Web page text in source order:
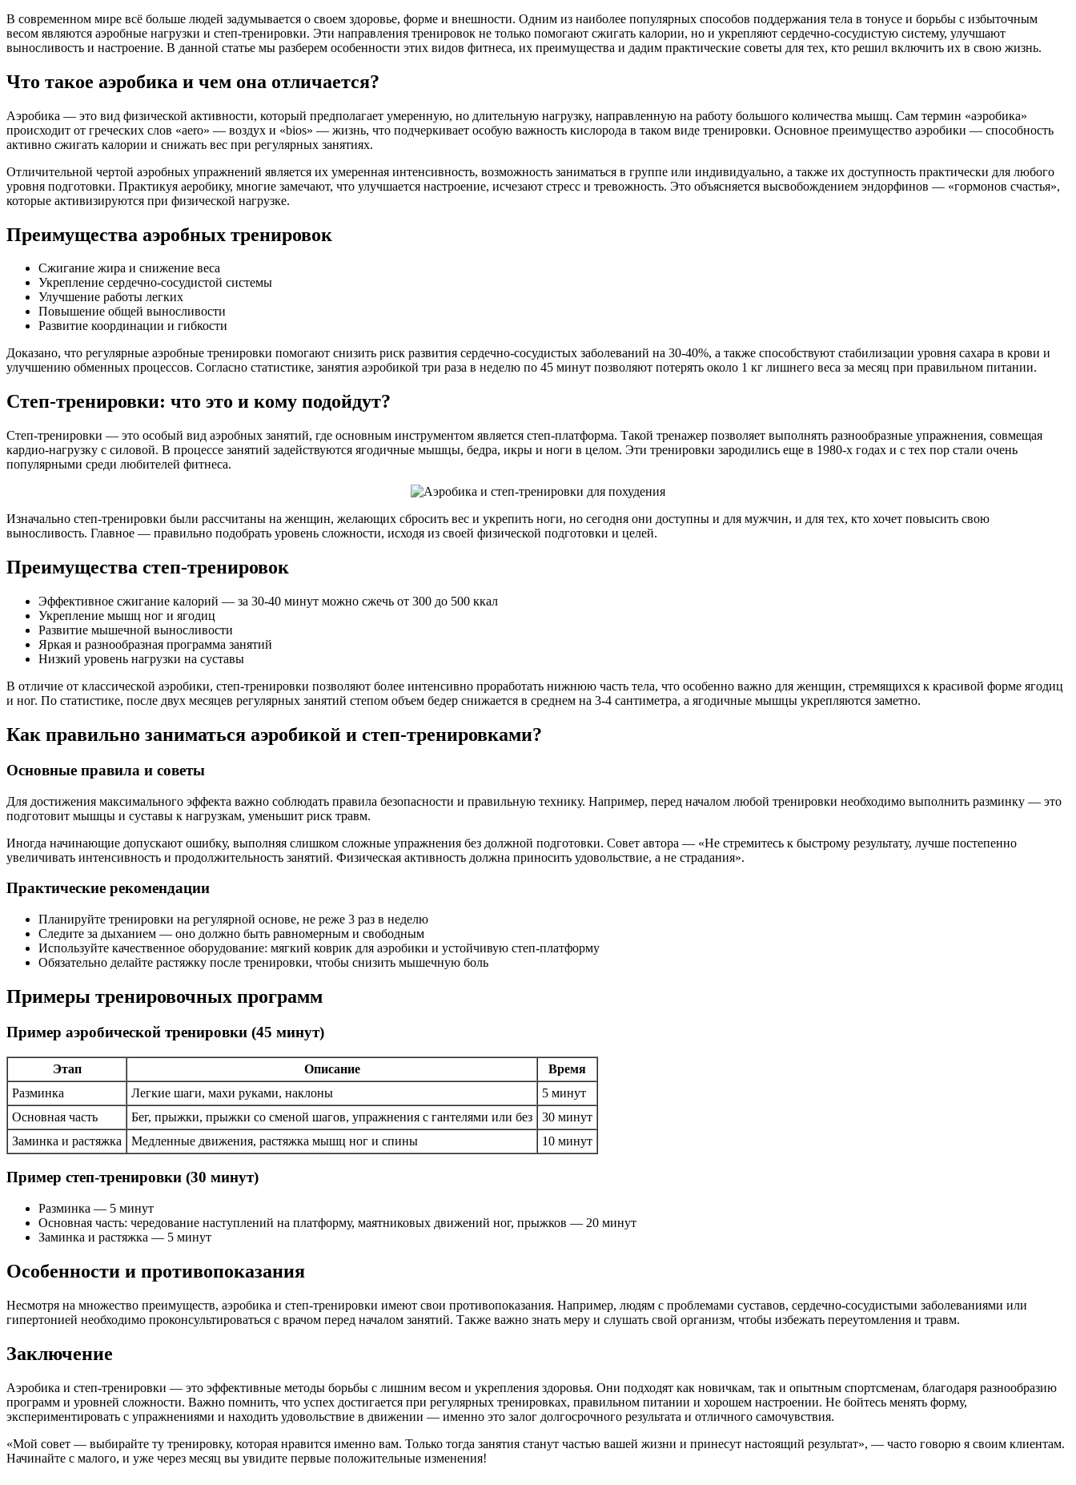
В современном мире всё больше людей задумывается о своем здоровье, форме и внешности. Одним из наиболее популярных способов поддержания тела в тонусе и борьбы с избыточным
весом являются аэробные нагрузки и степ-тренировки. Эти направления тренировок не только помогают сжигать калории, но и укрепляют сердечно-сосудистую систему, улучшают
выносливость и настроение. В данной статье мы разберем особенности этих видов фитнеса, их преимущества и дадим практические советы для тех, кто решил включить их в свою жизнь.
Что такое аэробика и чем она отличается?
Аэробика — это вид физической активности, который предполагает умеренную, но длительную нагрузку, направленную на работу большого количества мышц. Сам термин «аэробика»
происходит от греческих слов «aero» — воздух и «bios» — жизнь, что подчеркивает особую важность кислорода в таком виде тренировки. Основное преимущество аэробики — способность
активно сжигать калории и снижать вес при регулярных занятиях.
Отличительной чертой аэробных упражнений является их умеренная интенсивность, возможность заниматься в группе или индивидуально, а также их доступность практически для любого
уровня подготовки. Практикуя аеробику, многие замечают, что улучшается настроение, исчезают стресс и тревожность. Это объясняется высвобождением эндорфинов — «гормонов счастья»,
которые активизируются при физической нагрузке.
Преимущества аэробных тренировок
Сжигание жира и снижение веса
Укрепление сердечно-сосудистой системы
Улучшение работы легких
Повышение общей выносливости
Развитие координации и гибкости
Доказано, что регулярные аэробные тренировки помогают снизить риск развития сердечно-сосудистых заболеваний на 30-40%, а также способствуют стабилизации уровня сахара в крови и
улучшению обменных процессов. Согласно статистике, занятия аэробикой три раза в неделю по 45 минут позволяют потерять около 1 кг лишнего веса за месяц при правильном питании.
Степ-тренировки: что это и кому подойдут?
Степ-тренировки — это особый вид аэробных занятий, где основным инструментом является степ-платформа. Такой тренажер позволяет выполнять разнообразные упражнения, совмещая
кардио-нагрузку с силовой. В процессе занятий задействуются ягодичные мышцы, бедра, икры и ноги в целом. Эти тренировки зародились еще в 1980-х годах и с тех пор стали очень
популярными среди любителей фитнеса.
Изначально степ-тренировки были рассчитаны на женщин, желающих сбросить вес и укрепить ноги, но сегодня они доступны и для мужчин, и для тех, кто хочет повысить свою
выносливость. Главное — правильно подобрать уровень сложности, исходя из своей физической подготовки и целей.
Преимущества степ-тренировок
Эффективное сжигание калорий — за 30-40 минут можно сжечь от 300 до 500 ккал
Укрепление мышц ног и ягодиц
Развитие мышечной выносливости
Яркая и разнообразная программа занятий
Низкий уровень нагрузки на суставы
В отличие от классической аэробики, степ-тренировки позволяют более интенсивно проработать нижнюю часть тела, что особенно важно для женщин, стремящихся к красивой форме ягодиц
и ног. По статистике, после двух месяцев регулярных занятий степом объем бедер снижается в среднем на 3-4 сантиметра, а ягодичные мышцы укрепляются заметно.
Как правильно заниматься аэробикой и степ-тренировками?
Основные правила и советы
Для достижения максимального эффекта важно соблюдать правила безопасности и правильную технику. Например, перед началом любой тренировки необходимо выполнить разминку — это
подготовит мышцы и суставы к нагрузкам, уменьшит риск травм.
Иногда начинающие допускают ошибку, выполняя слишком сложные упражнения без должной подготовки. Совет автора — «Не стремитесь к быстрому результату, лучше постепенно
увеличивать интенсивность и продолжительность занятий. Физическая активность должна приносить удовольствие, а не страдания».
Практические рекомендации
Планируйте тренировки на регулярной основе, не реже 3 раз в неделю
Следите за дыханием — оно должно быть равномерным и свободным
Используйте качественное оборудование: мягкий коврик для аэробики и устойчивую степ-платформу
Обязательно делайте растяжку после тренировки, чтобы снизить мышечную боль
Примеры тренировочных программ
Пример аэробической тренировки (45 минут)
Этап Описание
Время
Разминка
Легкие шаги, махи руками, наклоны
5 минут
Основная часть
Бег, прыжки, прыжки со сменой шагов, упражнения с гантелями или без
30 минут
Заминка и растяжка
Медленные движения, растяжка мышц ног и спины 10 минут
Пример степ-тренировки (30 минут)
Разминка — 5 минут
Основная часть: чередование наступлений на платформу, маятниковых движений ног, прыжков — 20 минут
Заминка и растяжка — 5 минут
Особенности и противопоказания
Несмотря на множество преимуществ, аэробика и степ-тренировки имеют свои противопоказания. Например, людям с проблемами суставов, сердечно-сосудистыми заболеваниями или
гипертонией необходимо проконсультироваться с врачом перед началом занятий. Также важно знать меру и слушать свой организм, чтобы избежать переутомления и травм.
Заключение
Аэробика и степ-тренировки — это эффективные методы борьбы с лишним весом и укрепления здоровья. Они подходят как новичкам, так и опытным спортсменам, благодаря разнообразию
программ и уровней сложности. Важно помнить, что успех достигается при регулярных тренировках, правильном питании и хорошем настроении. Не бойтесь менять форму,
экспериментировать с упражнениями и находить удовольствие в движении — именно это залог долгосрочного результата и отличного самочувствия.
«Мой совет — выбирайте ту тренировку, которая нравится именно вам. Только тогда занятия станут частью вашей жизни и принесут настоящий результат», — часто говорю я своим клиентам.
Начинайте с малого, и уже через месяц вы увидите первые положительные изменения!